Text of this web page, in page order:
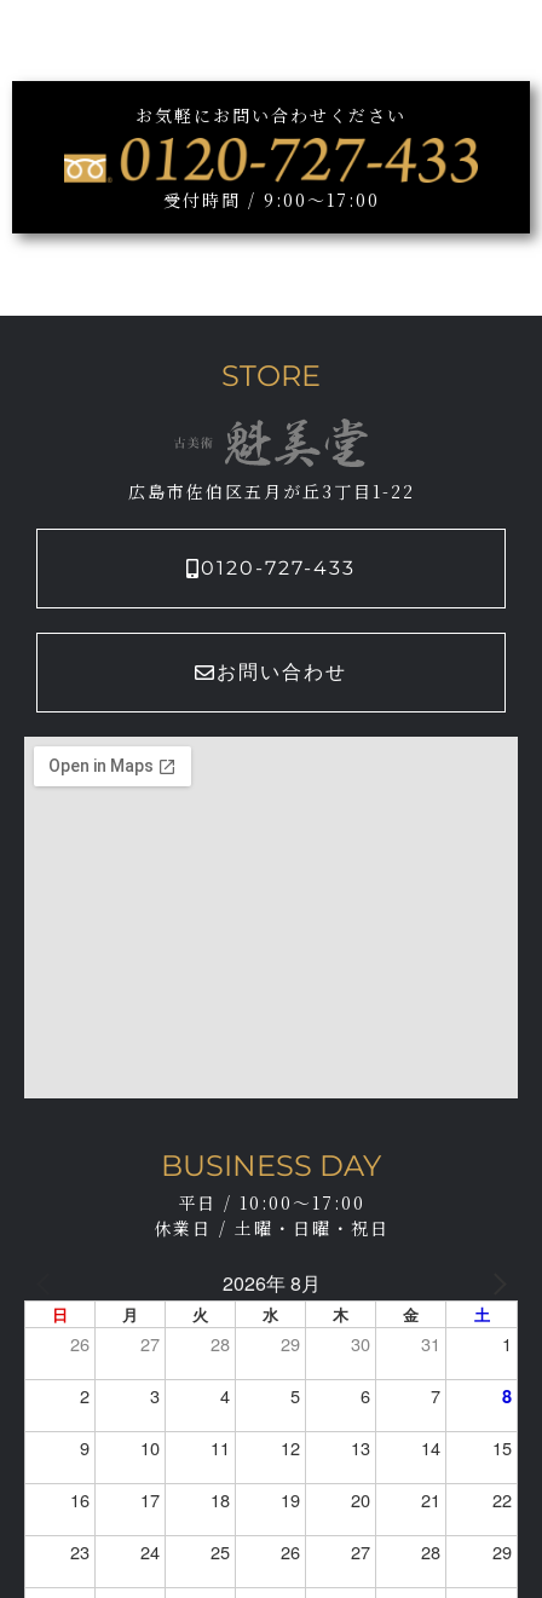
お気軽にお問い合わせください
受付時間 / 9:00～17:00
STORE
広島市佐伯区五月が丘3丁目1-22
0120-727-433
お問い合わせ
BUSINESS DAY
平日 / 10:00～17:00
休業日 / 土曜・日曜・祝日
2026年 8月
日 月 火 水 木 金 土
26 27 28 29 30 31 1
2 3 4 5 6 7 8
9 10 11 12 13 14 15
16 17 18 19 20 21 22
23 24 25 26 27 28 29